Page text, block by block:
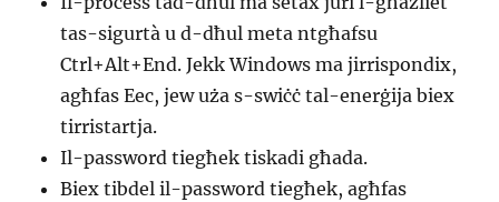
tas-sigurtà u d-dħul meta ntgħafsu
Ctrl+Alt+End. Jekk Windows ma jirrispondix,
agħfas Eec, jew uża s-swiċċ tal-enerġija biex
tirristartja.
Il-password tiegħek tiskadi għada.
Biex tibdel il-password tiegħek, agħfas